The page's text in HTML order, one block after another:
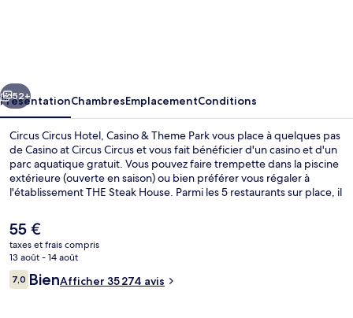
&
Theme
Park
Suivant
52+
PrésentationChambresEmplacementConditions
Circus Circus Hotel, Casino & Theme Park vous place à quelques pas
de Casino at Circus Circus et vous fait bénéficier d'un casino et d'un
parc aquatique gratuit. Vous pouvez faire trempette dans la piscine
extérieure (ouverte en saison) ou bien préférer vous régaler à
l'établissement THE Steak House. Parmi les 5 restaurants sur place, il
petits avantages de cet hébergement figurent 6 bars/lounges, un
bar en bord de piscine et une salle de fitness. Les autres voyageurs
ne tarissent pas d'éloges en ce qui concerne les services et
équipements parfaitement adaptés aux familles et les sites
touristiques à deux pas. L'hébergement se situe à une courte
distance à pied des transports publics. Station de monorail Las
Le
prix
actuel
est
de
55 €
taxes et frais compris
13 août - 14 août
Avis
voyageurs
7,07,0 sur 10
BienAfficher 35 274 avis